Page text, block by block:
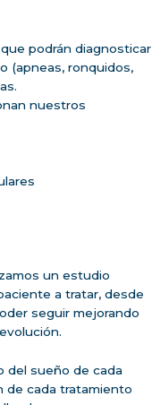
podrán diagnosticar
(apneas, ronquidos,
nuestros
un estudio
a tratar, desde
seguir mejorando
del sueño de cada
de cada tratamiento